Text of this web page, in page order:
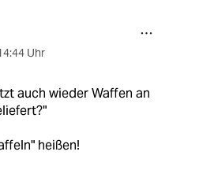
Uhr
auch wieder Waffen an
heißen!